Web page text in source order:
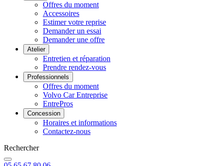
Offres du moment
Accessoires
Estimer votre reprise
Demander un essai
Demander une offre
Atelier
Entretien et réparation
Prendre rendez-vous
Professionnels
Offres du moment
Volvo Car Entreprise
EntrePros
Concession
Horaires et informations
Contactez-nous
Rechercher